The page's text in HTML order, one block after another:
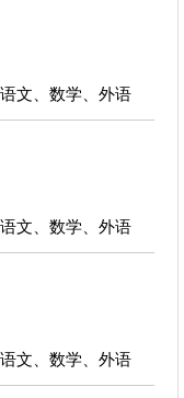
文、数学、外语
文、数学、外语
文、数学、外语